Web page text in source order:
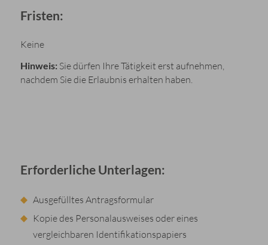
Fristen:
Keine
Hinweis: Sie dürfen Ihre Tätigkeit erst aufnehmen,
nachdem Sie die Erlaubnis erhalten haben.
Erforderliche Unterlagen:
Ausgefülltes Antragsformular
Kopie des Personalausweises oder eines
vergleichbaren Identifikationspapiers